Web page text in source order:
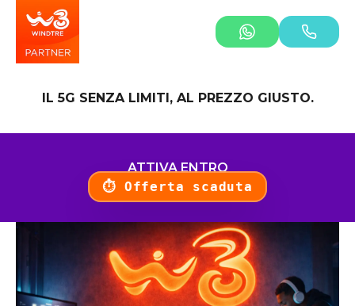
IL 5G SENZA LIMITI, AL PREZZO GIUSTO.
ATTIVA ENTRO
⏱️ Offerta scaduta